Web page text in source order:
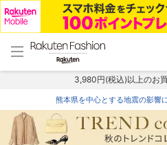
menu home
トップ
3,980円(税込)以上のお
熊本県を中心とする地震の影響